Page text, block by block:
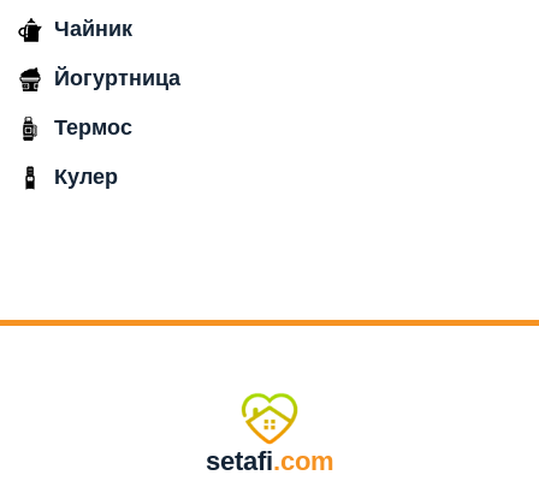
Чайник
Йогуртница
Термос
Кулер
setafi.com